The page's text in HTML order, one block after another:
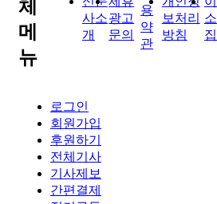
체
메
뉴
사소
개
광고
문의
용
약
관
보처리
방침
로그인
회원가입
후원하기
전체기사
기사제보
간편결제